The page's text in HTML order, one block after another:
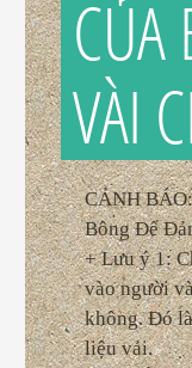
VÀI
CẢNH
Bông Để
+ Lưu ý 1:
vào người
không. Đó
liệu vải.